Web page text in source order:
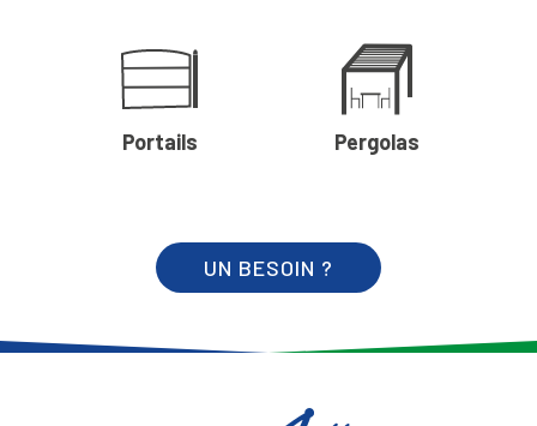
Portails Pergolas
UN BESOIN ?